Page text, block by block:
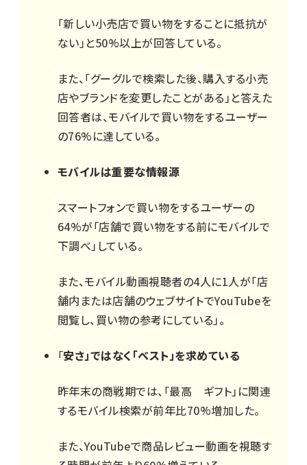
「新しい小売店で買い物をすることに抵抗が
ない」と50%以上が回答している。
また、「グーグルで検索した後、購入する小売
店やブランドを変更したことがある」と答えた
回答者は、モバイルで買い物をするユーザー
の76%に達している。
モバイルは重要な情報源
スマートフォンで買い物をするユーザーの
64%が「店舗で買い物をする前にモバイルで
下調べ」している。
また、モバイル動画視聴者の4人に1人が「店
舗内または店舗のウェブサイトでYouTubeを
閲覧し、買い物の参考にしている」。
「安さ」ではなく「ベスト」を求めている
昨年末の商戦期では、「最高 ギフト」に関連
するモバイル検索が前年比70%増加した。
また、YouTubeで商品レビュー動画を視聴す